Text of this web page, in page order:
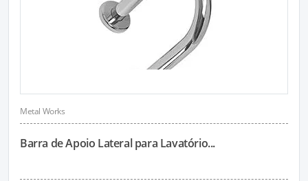
Metal Works
Barra de Apoio Lateral para Lavatório...